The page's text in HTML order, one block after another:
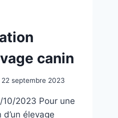
canin
22 septembre 2023
2023 Pour une
élevage